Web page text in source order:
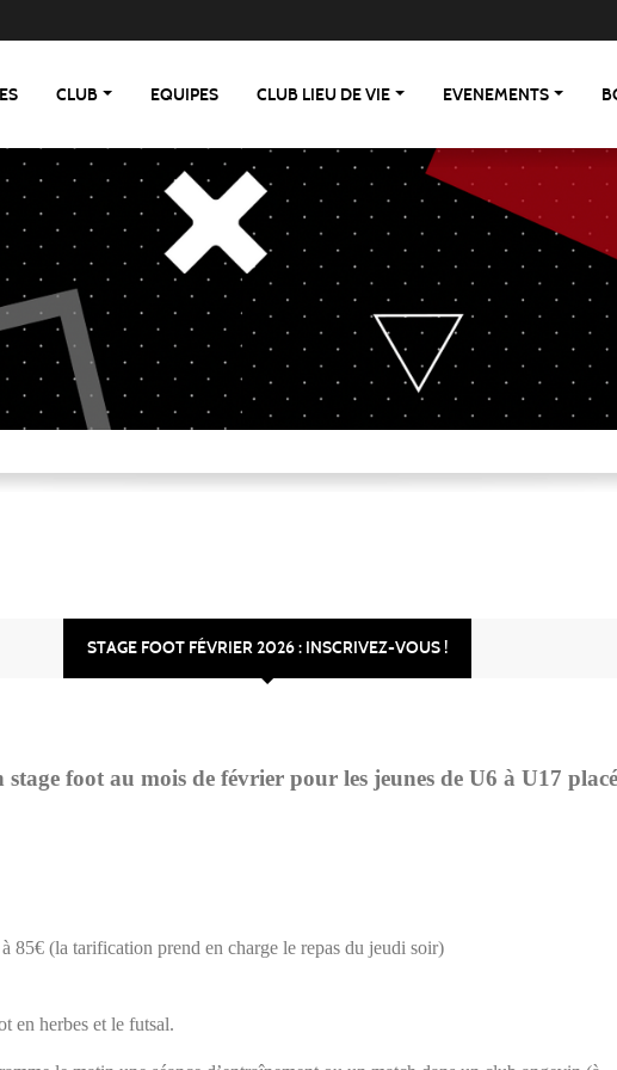
CLUB EQUIPES CLUB LIEU DE VIE EVENEMENTS
STAGE FOOT FÉVRIER 2026 : INSCRIVEZ-VOUS !
foot au mois de février pour les jeunes de U6 à U17
85€ (la tarification prend en charge le repas du jeudi soir)
en herbes et le futsal.